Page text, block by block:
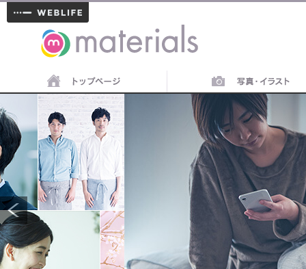
materials